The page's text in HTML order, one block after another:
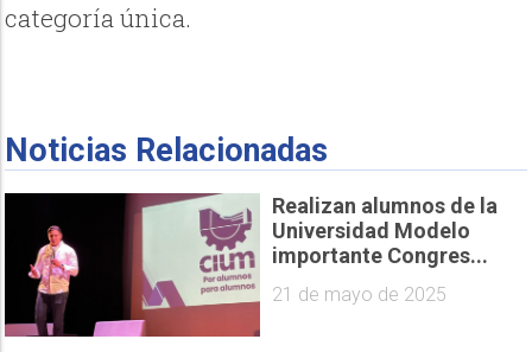
categoría única.
Noticias Relacionadas
Realizan alumnos de la
Universidad Modelo
importante Congres...
21 de mayo de 2025